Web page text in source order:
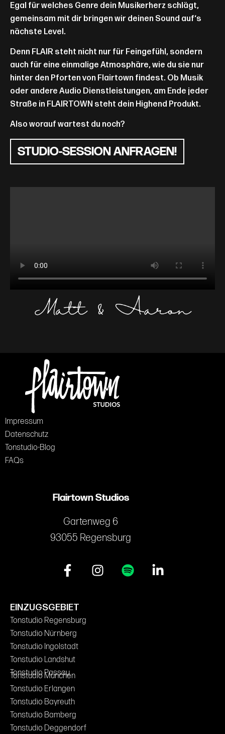
Egal für welches Genre dein Musikerherz schlägt,
gemeinsam mit dir bringen wir deinen Sound auf‘s
nächste Level.
Denn FLAIR steht nicht nur für Feingefühl, sondern
auch für eine einmalige Atmosphäre, wie du sie nur
hinter den Pforten von Flairtown findest. Ob Musik
oder andere Audio Dienstleistungen, am Ende jeder
Straße in FLAIRTOWN steht dein Highend Produkt.
Also worauf wartest du noch?
STUDIO-SESSION ANFRAGEN!
Impressum
Datenschutz
Tonstudio-Blog
FAQs
Flairtown Studios
Gartenweg 6
93055 Regensburg
EINZUGSGEBIET
Tonstudio Regensburg
Tonstudio Nürnberg
Tonstudio Ingolstadt
Tonstudio Landshut
Tonstudio Passau
Tonstudio München
Tonstudio Erlangen
Tonstudio Bayreuth
Tonstudio Bamberg
Tonstudio Deggendorf